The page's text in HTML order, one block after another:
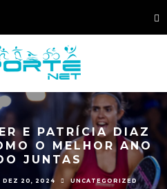
E PATRÍCIA DIAZ
O MELHOR ANO
JUNTAS
DEZ 20, 2024 UNCATEGORIZED